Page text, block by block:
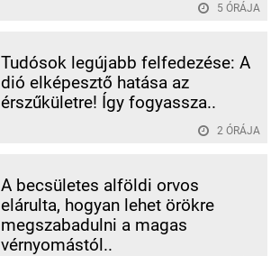
5 ÓRÁJA
Tudósok legújabb felfedezése: A
dió elképesztő hatása az
érszűkületre! Így fogyassza..
2 ÓRÁJA
A becsületes alföldi orvos
elárulta, hogyan lehet örökre
megszabadulni a magas
vérnyomástól..